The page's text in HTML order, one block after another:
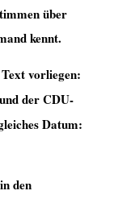
über
kennt.
vorliegen:
der CDU-
Datum:
den